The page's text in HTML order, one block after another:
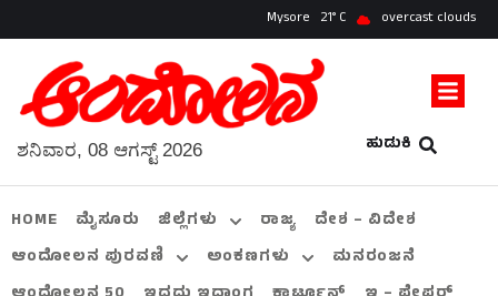
Mysore 21 overcast clouds
ಹುಡುಕಿ
ಶನಿವಾರ, 08 ಆಗಸ್ಟ್ 2026
HOME ಮೈಸೂರು ಜಿಲ್ಲೆಗಳು ರಾಜ್ಯ
ದೇಶ – ವಿದೇಶ
ಆಂದೋಲನ ಪುರವಣಿ
ಅಂಕಣಗಳು
ಮನರಂಜನೆ